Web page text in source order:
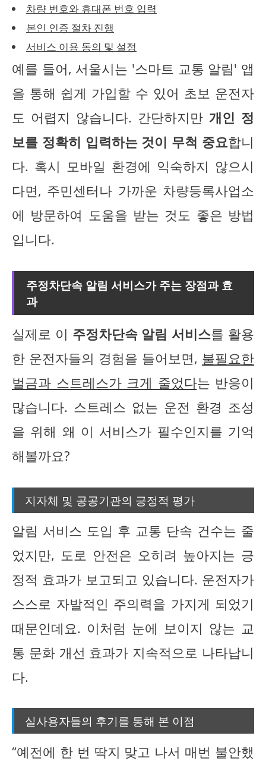
차량 번호와 휴대폰 번호 입력
본인 인증 절차 진행
서비스 이용 동의 및 설정
예를 들어, 서울시는 '스마트 교통 알림' 앱
을 통해 쉽게 가입할 수 있어 초보 운전자
도 어렵지 않습니다. 간단하지만 개인 정
보를 정확히 입력하는 것이 무척 중요합니
다. 혹시 모바일 환경에 익숙하지 않으시
다면, 주민센터나 가까운 차량등록사업소
에 방문하여 도움을 받는 것도 좋은 방법
입니다.
주정차단속 알림 서비스가 주는 장점과 효
과
실제로 이 주정차단속 알림 서비스를 활용
한 운전자들의 경험을 들어보면, 불필요한
벌금과 스트레스가 크게 줄었다는 반응이
많습니다. 스트레스 없는 운전 환경 조성
을 위해 왜 이 서비스가 필수인지를 기억
해볼까요?
지자체 및 공공기관의 긍정적 평가
알림 서비스 도입 후 교통 단속 건수는 줄
었지만, 도로 안전은 오히려 높아지는 긍
정적 효과가 보고되고 있습니다. 운전자가
스스로 자발적인 주의력을 가지게 되었기
때문인데요. 이처럼 눈에 보이지 않는 교
통 문화 개선 효과가 지속적으로 나타납니
다.
실사용자들의 후기를 통해 본 이점
“예전에 한 번 딱지 맞고 나서 매번 불안했